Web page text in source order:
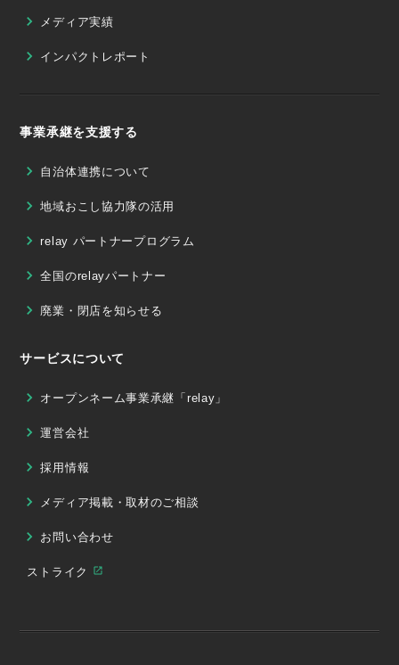
メディア実績
インパクトレポート
事業承継を支援する
自治体連携について
地域おこし協力隊の活用
relay パートナープログラム
全国のrelayパートナー
廃業・閉店を知らせる
サービスについて
オープンネーム事業承継「relay」
運営会社
採用情報
メディア掲載・取材のご相談
お問い合わせ
ストライク